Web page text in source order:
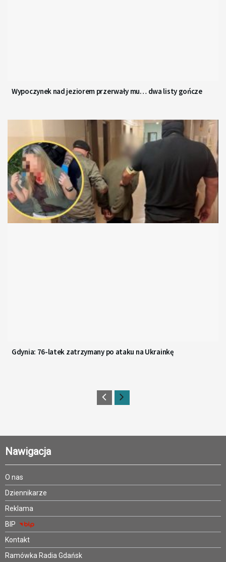
Wypoczynek nad jeziorem przerwały mu… dwa listy gończe
Gdynia: 76-latek zatrzymany po ataku na Ukrainkę
Nawigacja
O nas
Dziennikarze
Reklama
BIP
Kontakt
Ramówka Radia Gdańsk